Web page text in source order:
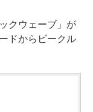
クウェーブ」が
ドからビークル